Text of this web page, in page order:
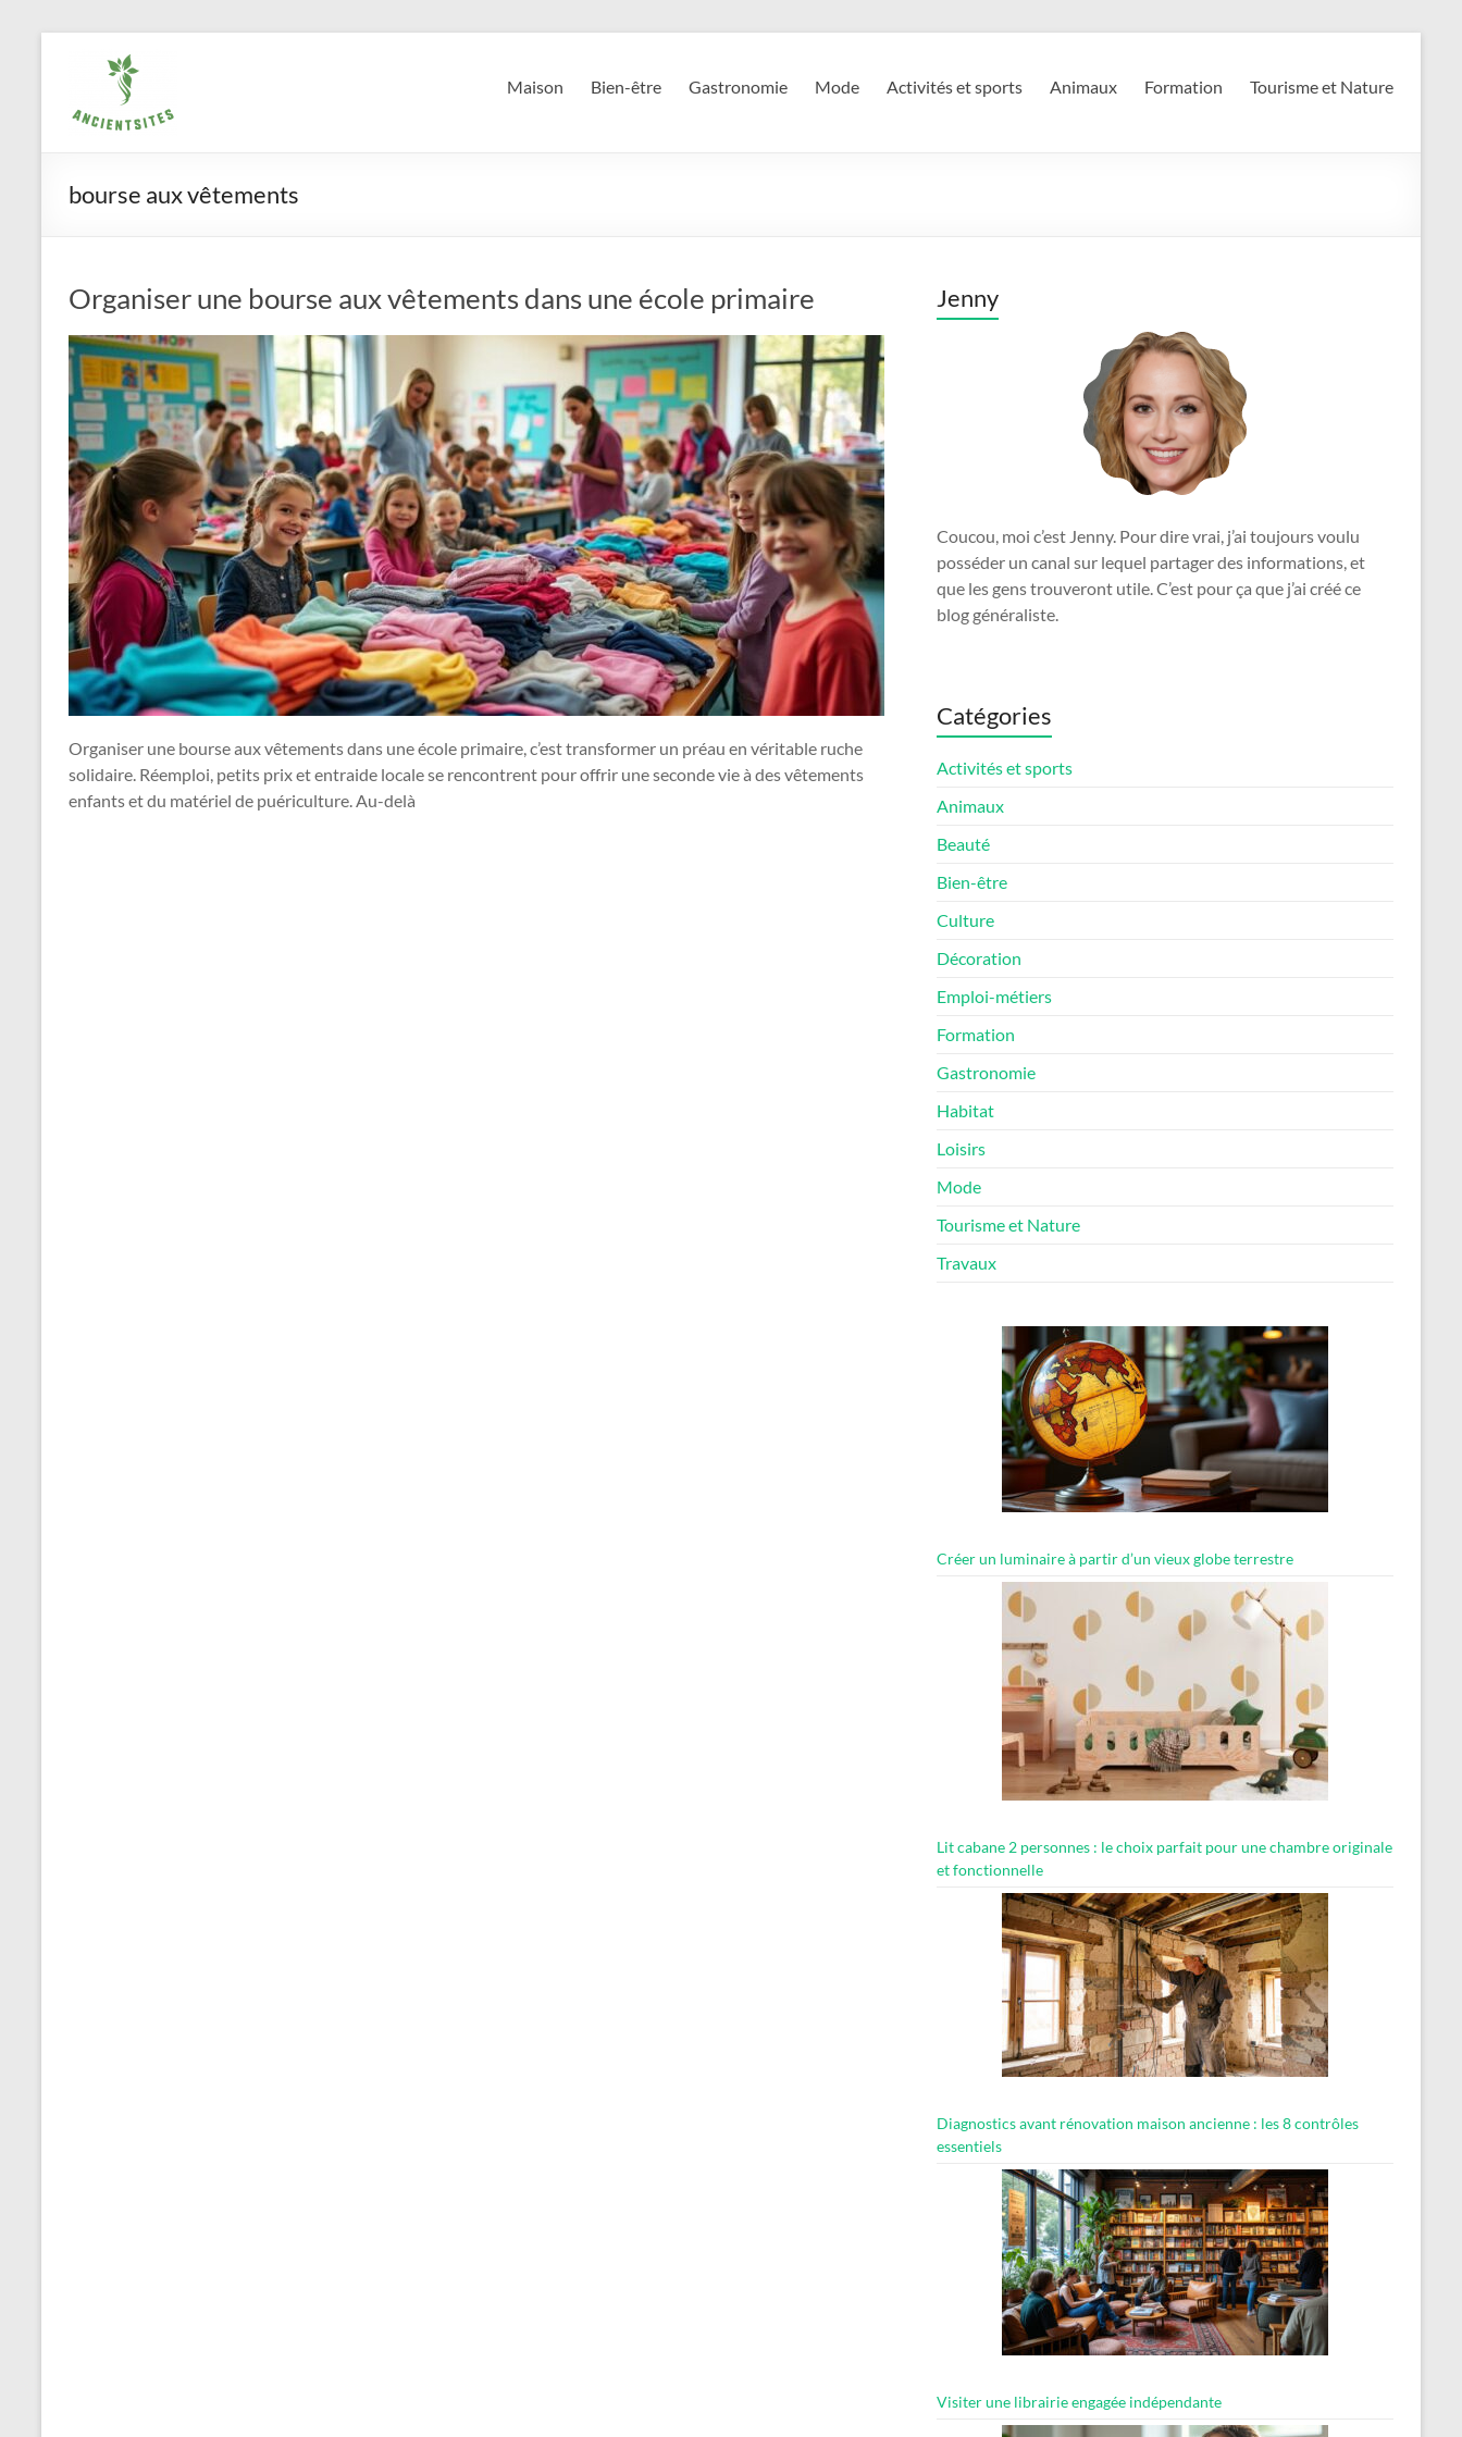
ancientsites.eu Maison Bien-être Gastronomie Mode Activités et sports Animaux Formation Tourisme et Nature
bourse aux vêtements
Organiser une bourse aux vêtements dans une école primaire
Organiser une bourse aux vêtements dans une école primaire, c’est transformer un préau en véritable ruche
solidaire. Réemploi, petits prix et entraide locale se rencontrent pour offrir une seconde vie à des vêtements
enfants et du matériel de puériculture. Au-delà
Jenny
Coucou, moi c’est Jenny. Pour dire vrai, j’ai toujours voulu
posséder un canal sur lequel partager des informations, et
que les gens trouveront utile. C’est pour ça que j’ai créé ce
blog généraliste.
Catégories
Activités et sports
Animaux
Beauté
Bien-être
Culture
Décoration
Emploi-métiers
Formation
Gastronomie
Habitat
Loisirs
Mode
Tourisme et Nature
Travaux
Créer un luminaire à partir d’un vieux globe terrestre
Lit cabane 2 personnes : le choix parfait pour une chambre originale
et fonctionnelle
Diagnostics avant rénovation maison ancienne : les 8 contrôles
essentiels
Visiter une librairie engagée indépendante